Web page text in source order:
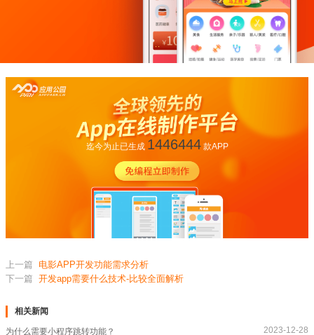
迄今为止已生成 1446444款APP
上一篇
电影APP开发功能需求分析
下一篇 开发app需要什么技术-比较全面解析
相关新闻
为什么需要小程序跳转功能？ 2023-12-28